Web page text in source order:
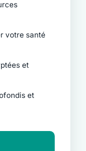
votre santé
et
et